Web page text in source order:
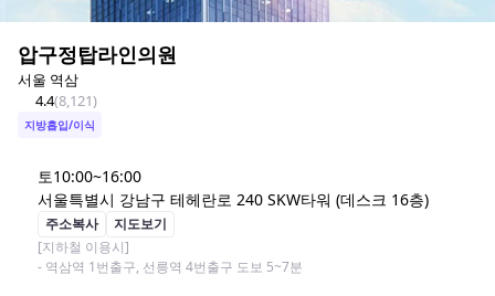
압구정탑라인의원
서울 역삼
4.4(8,121)
지방흡입/이식
토10:00~16:00
서울특별시 강남구 테헤란로 240 SKW타워 (데스크 16층)
주소복사
지도보기
[지하철 이용시]
- 역삼역 1번출구, 선릉역 4번출구 도보 5~7분